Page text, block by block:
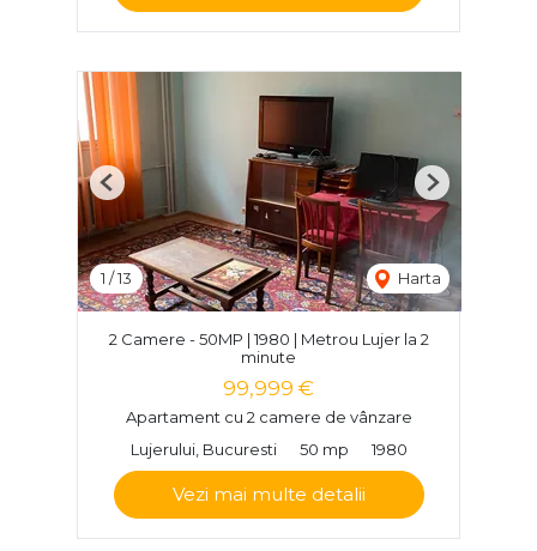
1 /13 Harta
Previous Next
2 Camere - 50MP | 1980 | Metrou Lujer la 2
minute
99,999 €
Apartament cu 2 camere de vânzare
Lujerului, Bucuresti
50 mp 1980
Vezi mai multe detalii